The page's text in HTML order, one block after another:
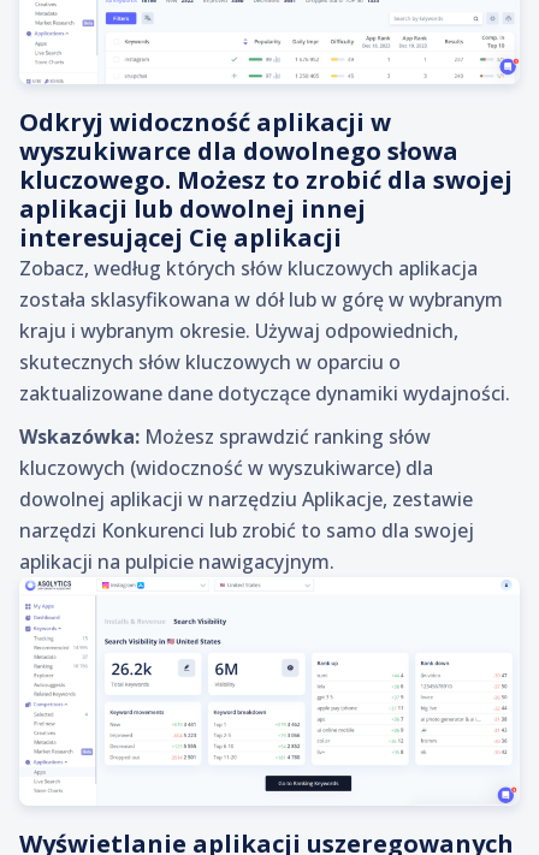
Odkryj widoczność aplikacji w
wyszukiwarce dla dowolnego słowa
kluczowego. Możesz to zrobić dla swojej
aplikacji lub dowolnej innej
interesującej Cię aplikacji
Zobacz, według których słów kluczowych aplikacja
została sklasyfikowana w dół lub w górę w wybranym
kraju i wybranym okresie. Używaj odpowiednich,
skutecznych słów kluczowych w oparciu o
zaktualizowane dane dotyczące dynamiki wydajności.
Wskazówka: Możesz sprawdzić ranking słów
kluczowych (widoczność w wyszukiwarce) dla
dowolnej aplikacji w narzędziu Aplikacje, zestawie
narzędzi Konkurenci lub zrobić to samo dla swojej
aplikacji na pulpicie nawigacyjnym.
Wyświetlanie aplikacji uszeregowanych